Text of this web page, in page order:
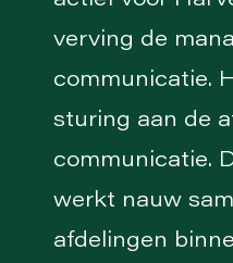
verving de
communicatie.
sturing aan de
communicatie.
werkt nauw
afdelingen